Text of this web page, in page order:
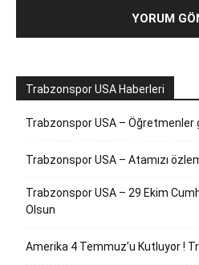
Trabzonspor USA Haberleri
Trabzonspor USA – Öğretmenler
Trabzonspor USA – Atamızı
Trabzonspor USA – 29 Ekim
Olsun
Amerika 4 Temmuz’u Kutluyor !